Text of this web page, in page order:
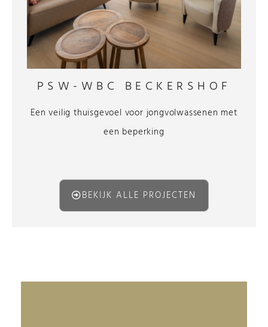
PSW-WBC BECKERSHOF
Een veilig thuisgevoel voor jongvolwassenen met
een beperking
BEKIJK ALLE PROJECTEN